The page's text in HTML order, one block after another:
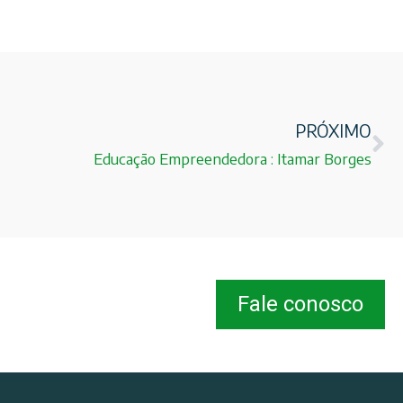
PRÓXIMO
Educação Empreendedora : Itamar Borges
Fale conosco